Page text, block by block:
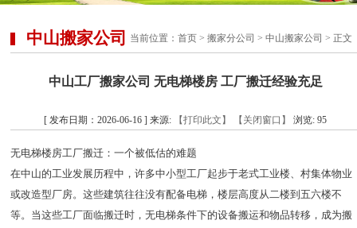
中山搬家公司 当前位置：首页 >搬家分公司 >中山搬家公司 > 正文
中山工厂搬家公司 无电梯楼房 工厂搬迁经验充足
[ 发布日期：2026-06-16 ] 来源: 【打印此文】 【关闭窗口】 浏览:95
无电梯楼房工厂搬迁：一个被低估的难题
在中山的工业发展历程中，许多中小型工厂起步于老式工业楼、村集体物业
或改造型厂房。这些建筑往往没有配备电梯，楼层高度从二楼到五六楼不
等。当这些工厂面临搬迁时，无电梯条件下的设备搬运和物品转移，成为搬